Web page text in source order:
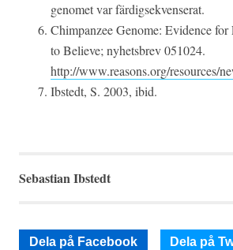
genomet var färdigsekvenserat.
Chimpanzee Genome: Evidence for
to Believe; nyhetsbrev 051024.
http://www.reasons.org/resources/
Ibstedt, S. 2003, ibid.
Sebastian Ibstedt
Dela på Facebook Dela på